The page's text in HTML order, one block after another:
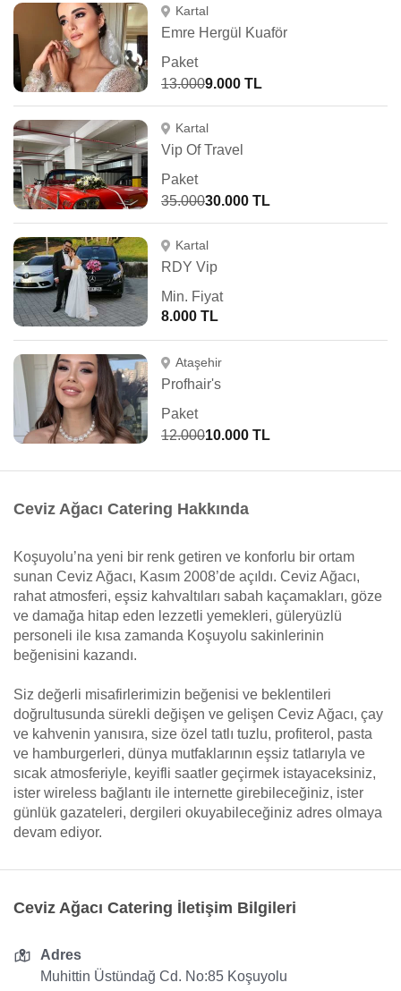
Kartal
Emre Hergül Kuaför
Paket
13.0009.000 TL
Kartal
Vip Of Travel
Paket
35.00030.000 TL
Kartal
RDY Vip
Min. Fiyat
8.000 TL
Ataşehir
Profhair's
Paket
12.00010.000 TL
Ceviz Ağacı Catering Hakkında
Koşuyolu’na yeni bir renk getiren ve konforlu bir ortam
sunan Ceviz Ağacı, Kasım 2008’de açıldı. Ceviz Ağacı,
rahat atmosferi, eşsiz kahvaltıları sabah kaçamakları, göze
ve damağa hitap eden lezzetli yemekleri, güleryüzlü
personeli ile kısa zamanda Koşuyolu sakinlerinin
beğenisini kazandı.
Siz değerli misafirlerimizin beğenisi ve beklentileri
doğrultusunda sürekli değişen ve gelişen Ceviz Ağacı, çay
ve kahvenin yanısıra, size özel tatlı tuzlu, profiterol, pasta
ve hamburgerleri, dünya mutfaklarının eşsiz tatlarıyla ve
sıcak atmosferiyle, keyifli saatler geçirmek istayaceksiniz,
ister wireless bağlantı ile internette girebileceğiniz, ister
günlük gazateleri, dergileri okuyabileceğiniz adres olmaya
devam ediyor.
Ceviz Ağacı Catering İletişim Bilgileri
Adres
Muhittin Üstündağ Cd. No:85 Koşuyolu